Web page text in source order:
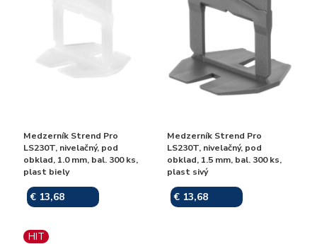
Medzerník Strend Pro
LS230T, nivelačný, pod
obklad, 1.0 mm, bal. 300 ks,
plast biely
€ 13,68
Medzerník Strend Pro
LS230T, nivelačný, pod
obklad, 1.5 mm, bal. 300 ks,
plast sivý
€ 13,68
HIT